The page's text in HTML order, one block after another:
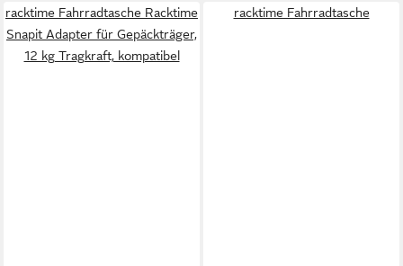
racktime Fahrradtasche Racktime
Snapit Adapter für Gepäckträger,
12 kg Tragkraft, kompatibel
racktime Fahrradtasche